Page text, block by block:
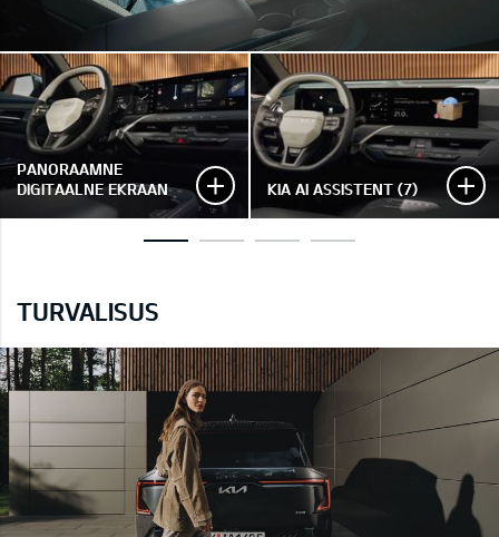
PANORAAMNE
DIGITAALNE EKRAAN
KIA AI ASSISTENT (7)
TURVALISUS